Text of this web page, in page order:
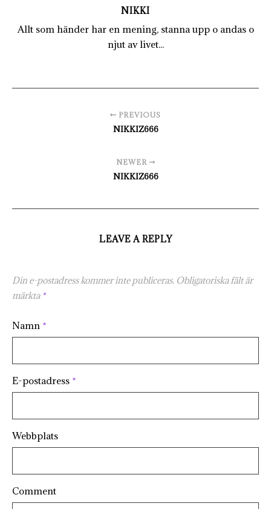
NIKKI
Allt som händer har en mening, stanna upp o andas o
njut av livet...
PREVIOUS
NIKKIZ666
NEWER
NIKKIZ666
LEAVE A REPLY
Din e-postadress kommer inte publiceras. Obligatoriska fält är
märkta *
Namn *
E-postadress *
Webbplats
Comment